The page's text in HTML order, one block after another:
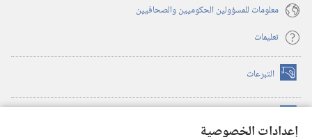
إعدادات الخصوصية
معلومات للمسؤولين الحكوميين والصحافيين
تعليمات
التبرعات (يفتح
نافذة
(يفتح